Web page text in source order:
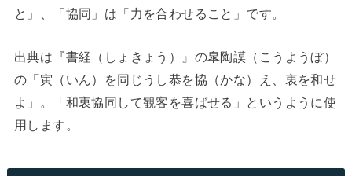
と」、「協同」は「力を合わせること」です。
出典は『書経（しょきょう）』の皐陶謨（こうようぼ）
の「寅（いん）を同じうし恭を協（かな）え、衷を和せ
よ」。「和衷協同して観客を喜ばせる」というように使
用します。